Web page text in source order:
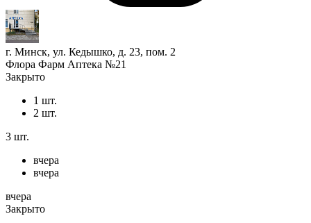
г. Минск, ул. Кедышко, д. 23, пом. 2
Флора Фарм Аптека №21
Закрыто
1 шт.
2 шт.
3 шт.
вчера
вчера
вчера
Закрыто